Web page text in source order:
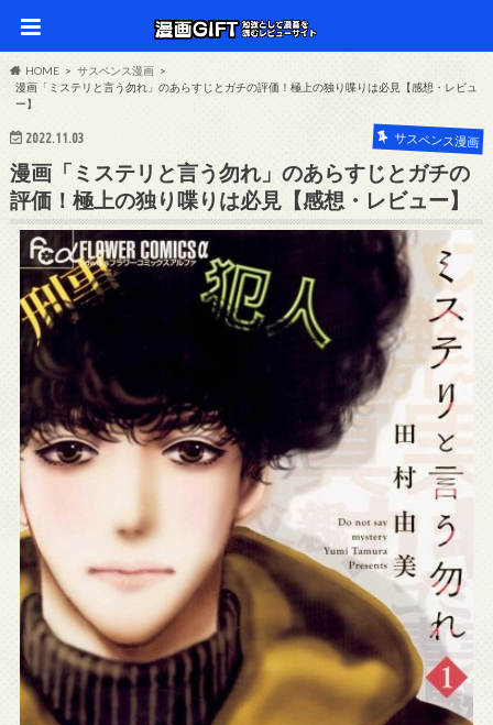
HOME
サスペンス漫画
漫画「ミステリと言う勿れ」のあらすじとガチの評価！極上の独り喋りは必見【感想・レビュ
ー】
2022.11.03 サスペンス漫画
漫画「ミステリと言う勿れ」のあらすじとガチの
評価！極上の独り喋りは必見【感想・レビュー】